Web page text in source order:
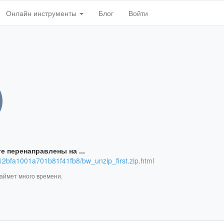
Онлайн инструменты Блог Войти
перенаправлены на ...
bw_unzip_first.zip.html
много времени.